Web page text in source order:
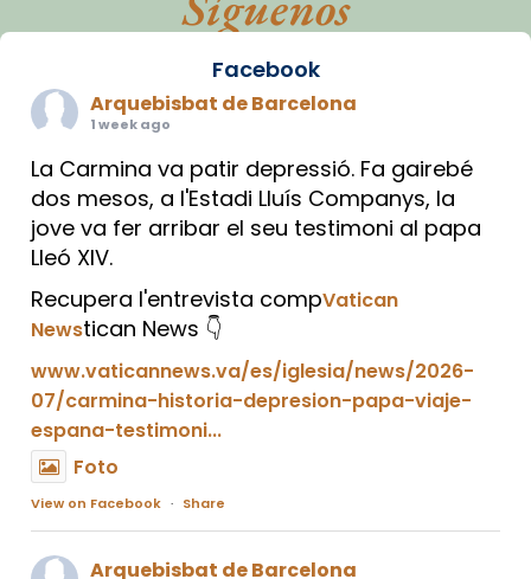
Facebook
Arquebisbat de Barcelona
1 week ago
La Carmina va patir depressió. Fa gairebé
dos mesos, a l'Estadi Lluís Companys, la
jove va fer arribar el seu testimoni al papa
Lleó XIV.
Recupera l'entrevista compVatican
Newstican News 👇
www.vaticannews.va/es/iglesia/news/2026-
07/carmina-historia-depresion-papa-viaje-
espana-testimoni...
Foto
View on Facebook · Share
Arquebisbat de Barcelona